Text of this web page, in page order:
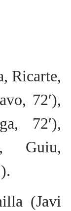
Ricarte,
72′),
72′),
Guiu,
(Javi